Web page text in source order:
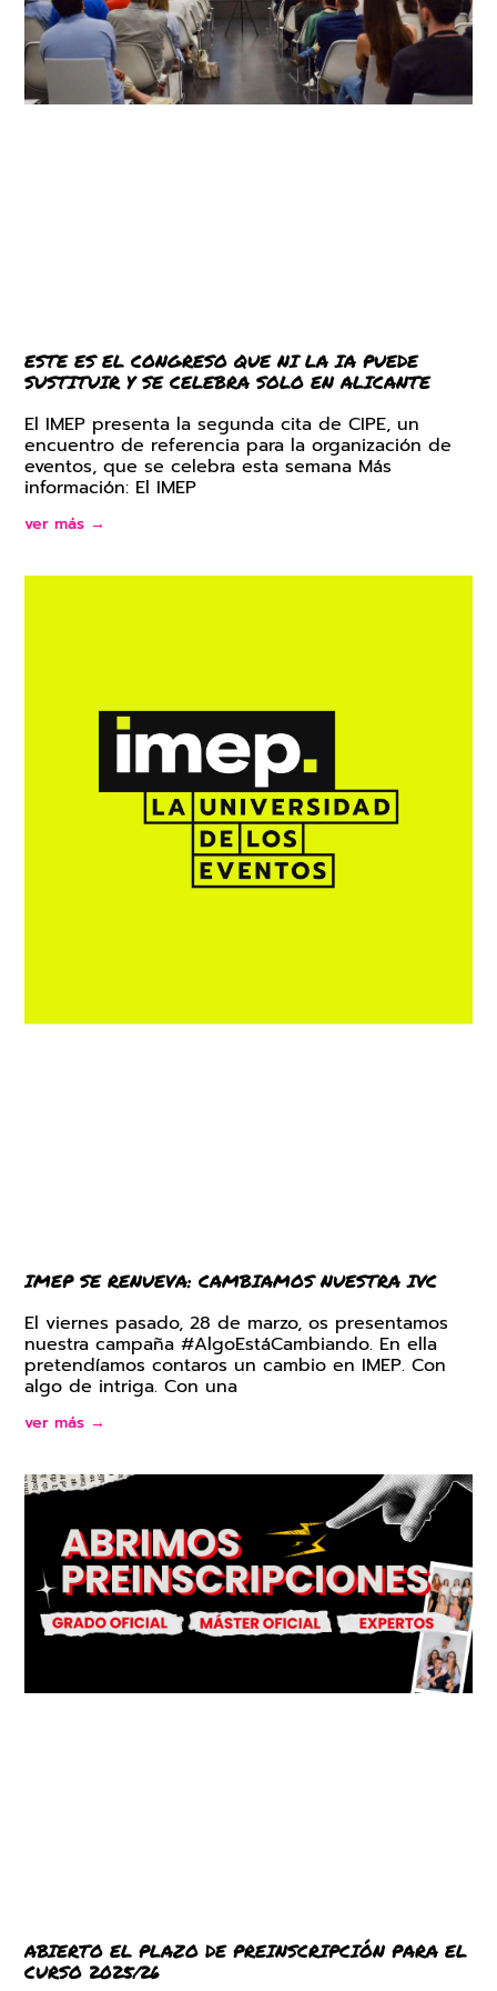
ESTE ES EL CONGRESO QUE NI LA IA PUEDE
SUSTITUIR Y SE CELEBRA SOLO EN ALICANTE
El IMEP presenta la segunda cita de CIPE, un
encuentro de referencia para la organización de
eventos, que se celebra esta semana Más
información: El IMEP
ver más →
IMEP SE RENUEVA: CAMBIAMOS NUESTRA IVC
El viernes pasado, 28 de marzo, os presentamos
nuestra campaña #AlgoEstáCambiando. En ella
pretendíamos contaros un cambio en IMEP. Con
algo de intriga. Con una
ver más →
ABIERTO EL PLAZO DE PREINSCRIPCIÓN PARA EL
CURSO 2025/26